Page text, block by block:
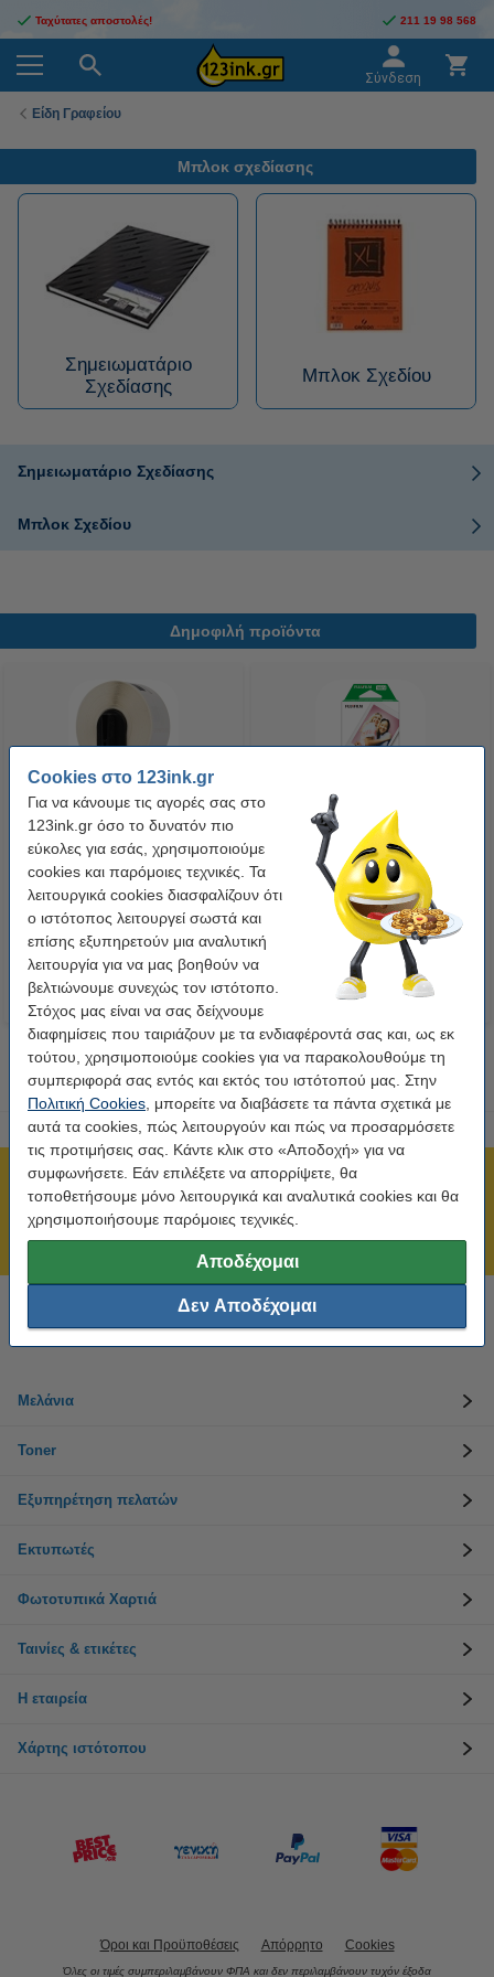
Cookies στο 123ink.gr
Για να κάνουμε τις αγορές σας στο
123ink.gr όσο το δυνατόν πιο
εύκολες για εσάς, χρησιμοποιούμε
cookies και παρόμοιες τεχνικές. Τα
λειτουργικά cookies διασφαλίζουν ότι
ο ιστότοπος λειτουργεί σωστά και
επίσης εξυπηρετούν μια αναλυτική
λειτουργία για να μας βοηθούν να
βελτιώνουμε συνεχώς τον ιστότοπο.
Στόχος μας είναι να σας δείχνουμε
διαφημίσεις που ταιριάζουν με τα ενδιαφέροντά σας και, ως εκ
τούτου, χρησιμοποιούμε cookies για να παρακολουθούμε τη
συμπεριφορά σας εντός και εκτός του ιστότοπού μας. Στην
Πολιτική Cookies , μπορείτε να διαβάσετε τα πάντα σχετικά με
αυτά τα cookies, πώς λειτουργούν και πώς να προσαρμόσετε
τις προτιμήσεις σας. Κάντε κλικ στο «Αποδοχή» για να
συμφωνήσετε. Εάν επιλέξετε να απορρίψετε, θα
τοποθετήσουμε μόνο λειτουργικά και αναλυτικά cookies και θα
χρησιμοποιήσουμε παρόμοιες τεχνικές.
Αποδέχομαι
Δεν Αποδέχομαι
Ταχύτατες αποστολές! 211 19 98 568
Σύνδεση
Είδη Γραφείου
Μπλοκ σχεδίασης
Σημειωματάριο
Σχεδίασης
Μπλοκ Σχεδίου
Σημειωματάριο Σχεδίασης
Μπλοκ Σχεδίου
Δημοφιλή προϊόντα
Η έκδοση 123ink αντικαθιστά το
Αυτοκόλλητο Θερμικό Χαρτί
Ρολό Brother DK-22210 30,48m
x 29mm
6,50 € Συμπ. 24% ΦΠΑ
Fujifilm Instax Mini (20 φύλλα)
21,90 € Συμπ. 24% ΦΠΑ
Πιστοποίηση ISO
Άμεση αποστολή!
211 19 98 568
Χρειάζεσαι βοήθεια; Κάλεσε στο 211 19 98 568
Δευτέρα έως Παρασκευή: 10:00 π.μ. - 5:30 μ.μ
Μελάνια
Toner
Εξυπηρέτηση πελατών
Εκτυπωτές
Φωτοτυπικά Χαρτιά
Ταινίες & ετικέτες
Η εταιρεία
Χάρτης ιστότοπου
Όροι και Προϋποθέσεις Απόρρητο Cookies
Όλες οι τιμές συμπεριλαμβάνουν ΦΠΑ και δεν περιλαμβάνουν τυχόν έξοδα